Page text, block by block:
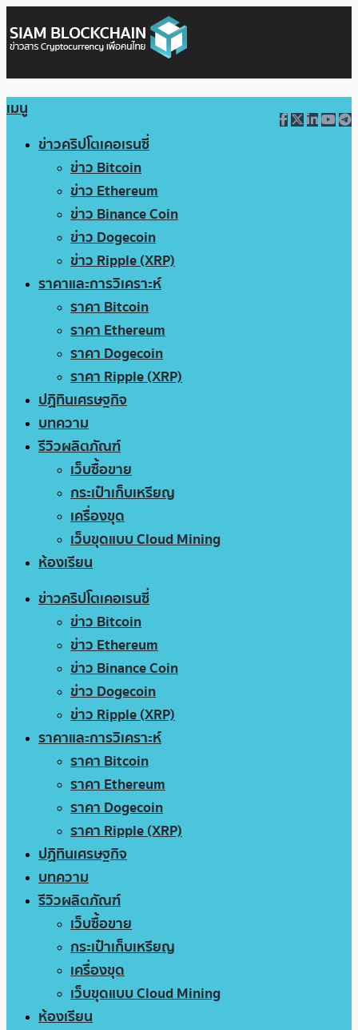
เมนู
ข่าวคริปโตเคอเรนซี่
ข่าว Bitcoin
ข่าว Ethereum
ข่าว Binance Coin
ข่าว Dogecoin
ข่าว Ripple (XRP)
ราคาและการวิเคราะห์
ราคา Bitcoin
ราคา Ethereum
ราคา Dogecoin
ราคา Ripple (XRP)
ปฏิทินเศรษฐกิจ
บทความ
รีวิวผลิตภัณฑ์
เว็บซื้อขาย
กระเป๋าเก็บเหรียญ
เครื่องขุด
เว็บขุดแบบ Cloud Mining
ห้องเรียน
ข่าวคริปโตเคอเรนซี่
ข่าว Bitcoin
ข่าว Ethereum
ข่าว Binance Coin
ข่าว Dogecoin
ข่าว Ripple (XRP)
ราคาและการวิเคราะห์
ราคา Bitcoin
ราคา Ethereum
ราคา Dogecoin
ราคา Ripple (XRP)
ปฏิทินเศรษฐกิจ
บทความ
รีวิวผลิตภัณฑ์
เว็บซื้อขาย
กระเป๋าเก็บเหรียญ
เครื่องขุด
เว็บขุดแบบ Cloud Mining
ห้องเรียน